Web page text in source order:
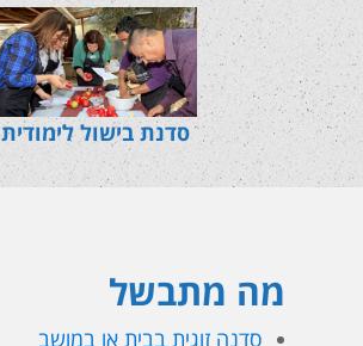
סדנת בישול לימודית
מה מתבשל
סדנה זוגית בבית או במושב